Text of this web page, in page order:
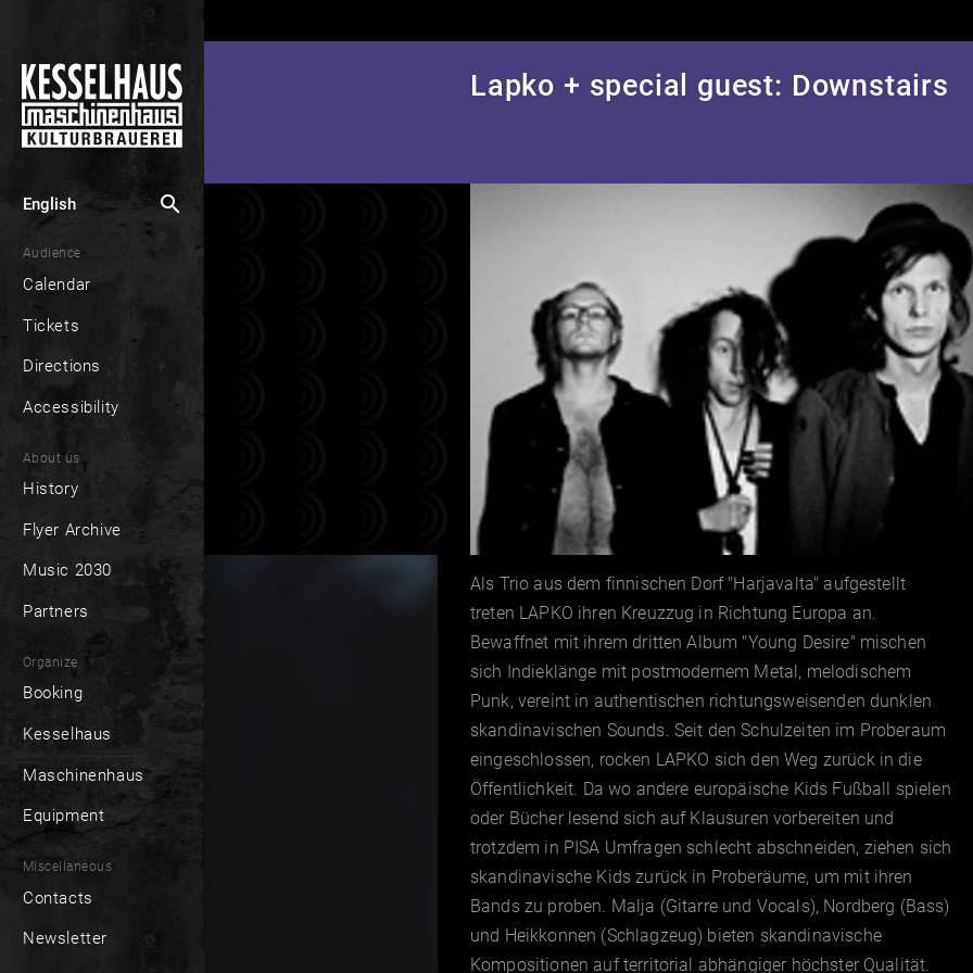
English search
Audience
Calendar
Tickets
Directions
Accessibility
About us
History
Flyer Archive
Music 2030
Partners
Organize
Booking
Kesselhaus
Maschinenhaus
Equipment
Miscellaneous
Contacts
Newsletter
Lapko + special guest: Downstairs
Als Trio aus dem finnischen Dorf "Harjavalta" aufgestellt
treten LAPKO ihren Kreuzzug in Richtung Europa an.
Bewaffnet mit ihrem dritten Album "Young Desire" mischen
sich Indieklänge mit postmodernem Metal, melodischem
Punk, vereint in authentischen richtungsweisenden dunklen
skandinavischen Sounds. Seit den Schulzeiten im Proberaum
eingeschlossen, rocken LAPKO sich den Weg zurück in die
Öffentlichkeit. Da wo andere europäische Kids Fußball spielen
oder Bücher lesend sich auf Klausuren vorbereiten und
trotzdem in PISA Umfragen schlecht abschneiden, ziehen sich
skandinavische Kids zurück in Proberäume, um mit ihren
Bands zu proben. Malja (Gitarre und Vocals), Nordberg (Bass)
und Heikkonnen (Schlagzeug) bieten skandinavische
Kompositionen auf territorial abhängiger höchster Qualität.